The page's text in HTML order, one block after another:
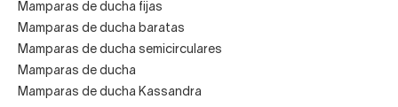
Mamparas de ducha fijas
Mamparas de ducha baratas
Mamparas de ducha semicirculares
Mamparas de ducha
Mamparas de ducha Kassandra